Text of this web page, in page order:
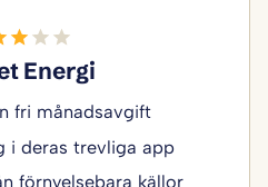
Energi
fri månadsavgift
i deras trevliga app
förnyelsebara källor